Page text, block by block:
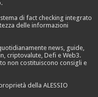
di fact checking integrato
delle informazioni
news, guide,
criptovalute, Defi e Web3.
non costituiscono consigli e
della ALESSIO